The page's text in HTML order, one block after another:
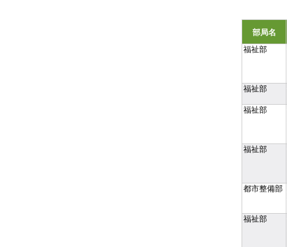
部局名
福祉部
福祉部
福祉部
福祉部
都市整備部
福祉部